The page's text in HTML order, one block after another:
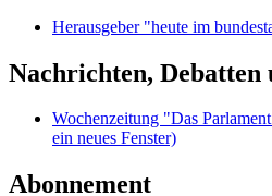
Herausgeber "heute im
Nachrichten,
Wochenzeitung "Das
ein neues Fenster)
Abonnement